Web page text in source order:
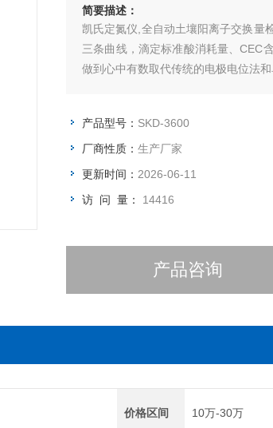
简要描述：
凯氏定氮仪,全自动土壤阳离子交换量
三条曲线，滴定标准酸消耗量、CEC
做到心中有数取代传统的电极电位法
产品型号： SKD-3600
厂商性质： 生产厂家
更新时间： 2026-06-11
访 问 量： 14416
产品咨询
价格区间 10万-30万